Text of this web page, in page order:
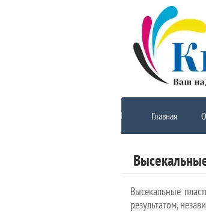
Главная
Высекальные
результатом,